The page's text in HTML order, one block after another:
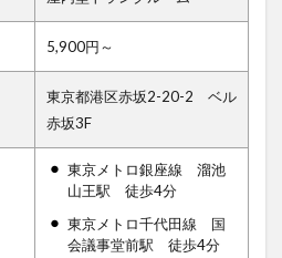
5,900円～
東京都港区赤坂2-20-2 ベル
赤坂3F
東京メトロ銀座線 溜池
山王駅 徒歩4分
東京メトロ千代田線 国
会議事堂前駅 徒歩4分